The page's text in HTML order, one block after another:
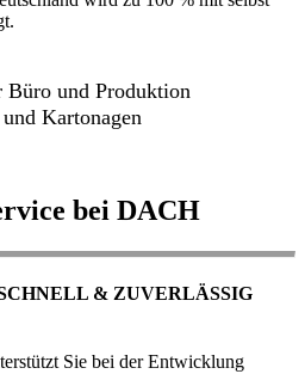
Büro und Produktion
Kartonagen
bei DACH
& ZUVERLÄSSIG
Sie bei der Entwicklung